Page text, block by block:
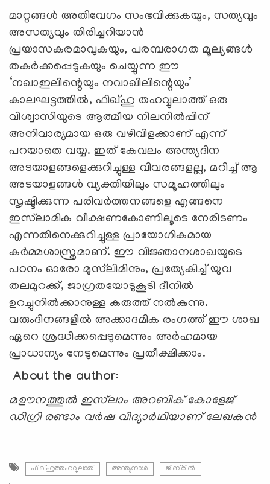
മാറ്റങ്ങൾ അതിവേഗം സംഭവിക്കുകയും, സത്യവും
അസത്യവും തിരിച്ചറിയാൻ
പ്രയാസകരമാവുകയും, പരമ്പരാഗത മൂല്യങ്ങൾ
തകർക്കപ്പെടുകയും ചെയ്യുന്ന ഈ
‘നഖാഇലിന്റെയും നവാഖിലിന്റെയും’
കാലഘട്ടത്തിൽ, ഫിഖ്ഹു തഹവ്വുലാത്ത് ഒരു
വിശ്വാസിയുടെ ആത്മീയ നിലനിൽപ്പിന്
അനിവാര്യമായ ഒരു വഴിവിളക്കാണ് എന്ന്
പറയാതെ വയ്യ. ഇത് കേവലം അന്ത്യദിന
അടയാളങ്ങളെക്കുറിച്ചുള്ള വിവരങ്ങളല്ല, മറിച്ച് ആ
അടയാളങ്ങൾ വ്യക്തിയിലും സമൂഹത്തിലും
സൃഷ്ടിക്കുന്ന പരിവർത്തനങ്ങളെ എങ്ങനെ
ഇസ്‌ലാമിക വീക്ഷണകോണിലൂടെ നേരിടണം
എന്നതിനെക്കുറിച്ചുള്ള പ്രായോഗികമായ
കർമ്മശാസ്ത്രമാണ്. ഈ വിജ്ഞാനശാഖയുടെ
പഠനം ഓരോ മുസ്‍ലിമിനും, പ്രത്യേകിച്ച് യുവ
തലമുറക്ക്, ജാഗ്രതയോടുകൂടി ദീനിൽ
ഉറച്ചുനിൽക്കാനുള്ള കരുത്ത് നൽകുന്നു.
വരുംദിനങ്ങളില്‍ അക്കാദമിക രംഗത്ത് ഈ ശാഖ
ഏറെ ശ്രദ്ധിക്കപ്പെടുമെന്നും അര്‍ഹമായ
പ്രാധാന്യം നേടുമെന്നും പ്രതീക്ഷിക്കാം.
About the author:
മഊനത്തുൽ ഇസ്‌ലാം അറബിക് കോളേജ്
ഡിഗ്രി രണ്ടാം വർഷ വിദ്യാർഥിയാണ് ലേഖകന്‍
ഫിഖ്ഹുത്തഹവ്വുലാത് അന്ത്യനാള്‍ ജീബ്‍രീല്‍